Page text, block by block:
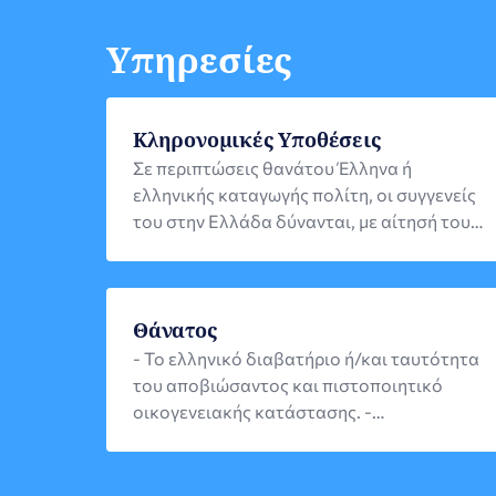
Υπηρεσίες
Κληρονομικές Υποθέσεις
Σε περιπτώσεις θανάτου Έλληνα ή
ελληνικής καταγωγής πολίτη, οι συγγενείς
του στην Ελλάδα δύνανται, με αίτησή τους
να αιτηθούν τη δημοσίευσή της.
Θάνατος
- Το ελληνικό διαβατήριο ή/και ταυτότητα
του αποβιώσαντος και πιστοποιητικό
οικογενειακής κατάστασης. -